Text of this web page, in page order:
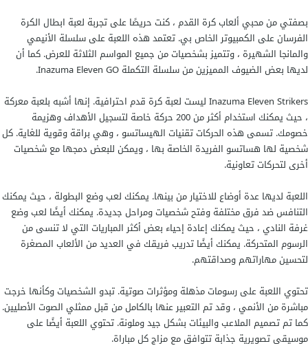
بصفتي من محبي ألعاب كرة القدم ، كنت حريصًا على تجربة لعبة ابطال الكرة
الفرسان على الكمبيوتر الخاص بي. تعتمد هذه اللعبة على سلسلة الأنيمي
والمانجا الشهيرة ، وتتميز بشخصيات من جميع المواسم الثلاثة للعرض. كما أن
لديها بعض الضيوف المميزين من سلسلة التكملة Inazuma Eleven GO.
Inazuma Eleven Strikers ليست لعبة كرة قدم احترافية. إنها أشبه بلعبة معركة
، حيث يمكنك استخدام أكثر من 200 حركة خاصة لتسجيل الأهداف وهزيمة
خصومك. تسمى هذه الحركات تقنيات الهيساتسو ، وهي براقة وقوية للغاية. كل
شخصية لها هساتسو الفريدة الخاصة بها ، ويمكن للبعض دمجها مع شخصيات
أخرى لتحركات تعاونية.
اللعبة لديها عدة أوضاع للاختيار من بينها. يمكنك لعب وضع البطولة ، حيث يمكنك
التنافس ضد فرق مختلفة وفتح شخصيات ومراحل جديدة. يمكنك أيضًا لعب وضع
غرفة النادي ، حيث يمكنك إعادة إحياء بعض أكثر المباريات التي لا تنسى من
الرسوم المتحركة. يمكنك أيضًا تدريب فريقك في العديد من الألعاب المصغرة
لتحسين مهاراتهم وصداقتهم.
تحتوي اللعبة على رسومات مذهلة ومؤثرات صوتية. تبدو الشخصيات وكأنها خرجت
مباشرة من الأنمي ، وقد تم التعبير عنها بالكامل من قبل ممثلي الصوت الأصليين.
كما تم تصميم الملاعب والبيئات بشكل جيد وملونة. تحتوي اللعبة أيضًا على
موسيقى تصويرية جذابة تتوافق مع مزاج كل مباراة.